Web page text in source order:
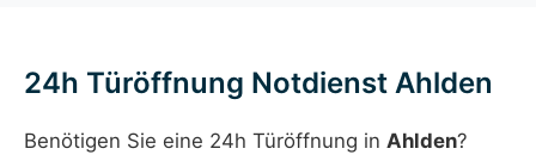
24h Türöffnung Notdienst Ahlden
Benötigen Sie eine 24h Türöffnung in Ahlden?